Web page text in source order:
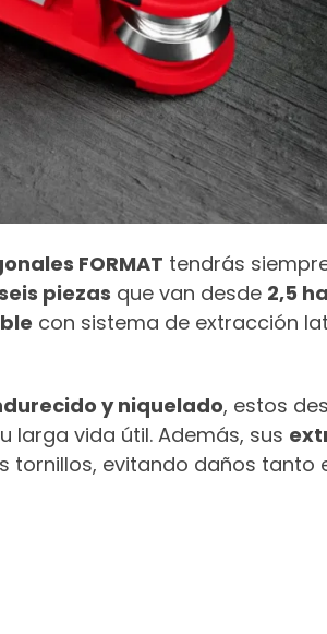
FORMAT tendrás
piezas que van desde 2,5
con sistema de extracción
y niquelado, estos
larga vida útil. Además, sus
tornillos, evitando daños tanto